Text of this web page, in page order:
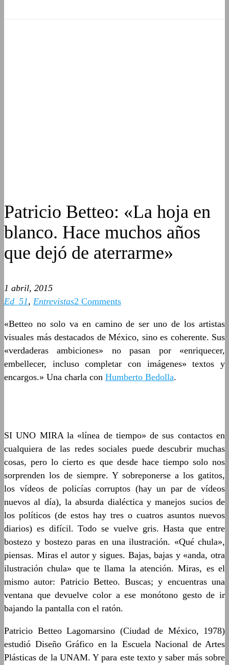
Patricio Betteo: «La hoja en
blanco. Hace muchos años
que dejó de aterrarme»
1 abril, 2015
Ed_51, Entrevistas2 Comments
«Betteo no solo va en camino de ser uno de los artistas
visuales más destacados de México, sino es coherente. Sus
«verdaderas ambiciones» no pasan por «enriquecer,
embellecer, incluso completar con imágenes» textos y
encargos.» Una charla con Humberto Bedolla.
SI UNO MIRA la «línea de tiempo» de sus contactos en
cualquiera de las redes sociales puede descubrir muchas
cosas, pero lo cierto es que desde hace tiempo solo nos
sorprenden los de siempre. Y sobreponerse a los gatitos,
los vídeos de policías corruptos (hay un par de vídeos
nuevos al día), la absurda dialéctica y manejos sucios de
los políticos (de estos hay tres o cuatros asuntos nuevos
diarios) es difícil. Todo se vuelve gris. Hasta que entre
bostezo y bostezo paras en una ilustración. «Qué chula»,
piensas. Miras el autor y sigues. Bajas, bajas y «anda, otra
ilustración chula» que te llama la atención. Miras, es el
mismo autor: Patricio Betteo. Buscas; y encuentras una
ventana que devuelve color a ese monótono gesto de ir
bajando la pantalla con el ratón.
Patricio Betteo Lagomarsino (Ciudad de México, 1978)
estudió Diseño Gráfico en la Escuela Nacional de Artes
Plásticas de la UNAM. Y para este texto y saber más sobre